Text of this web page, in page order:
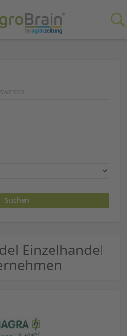
Einzelhandel